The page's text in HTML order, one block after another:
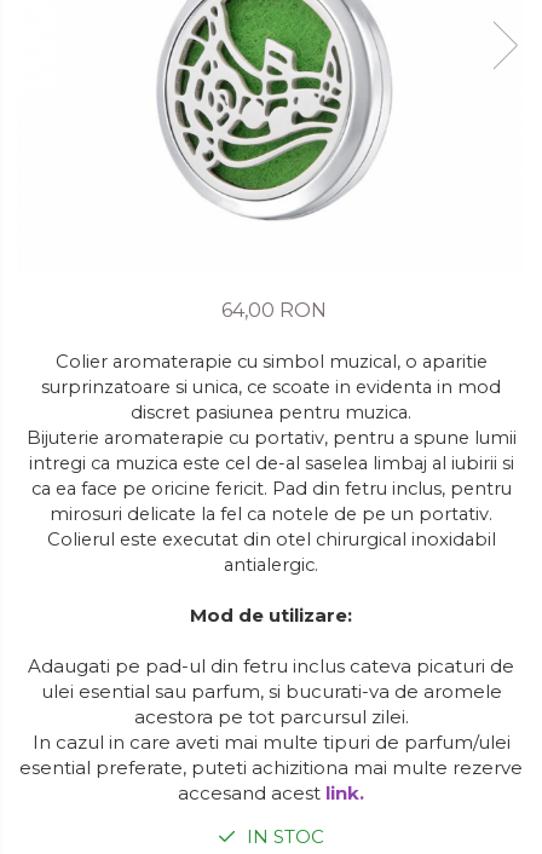
64,00 RON
Colier aromaterapie cu simbol muzical, o aparitie
surprinzatoare si unica, ce scoate in evidenta in mod
discret pasiunea pentru muzica.
Bijuterie aromaterapie cu portativ, pentru a spune lumii
intregi ca muzica este cel de-al saselea limbaj al iubirii si
ca ea face pe oricine fericit. Pad din fetru inclus, pentru
mirosuri delicate la fel ca notele de pe un portativ.
Colierul este executat din otel chirurgical inoxidabil
antialergic.
Mod de utilizare:
Adaugati pe pad-ul din fetru inclus cateva picaturi de
ulei esential sau parfum, si bucurati-va de aromele
acestora pe tot parcursul zilei.
In cazul in care aveti mai multe tipuri de parfum/ulei
esential preferate, puteti achizitiona mai multe rezerve
accesand acest link.
IN STOC